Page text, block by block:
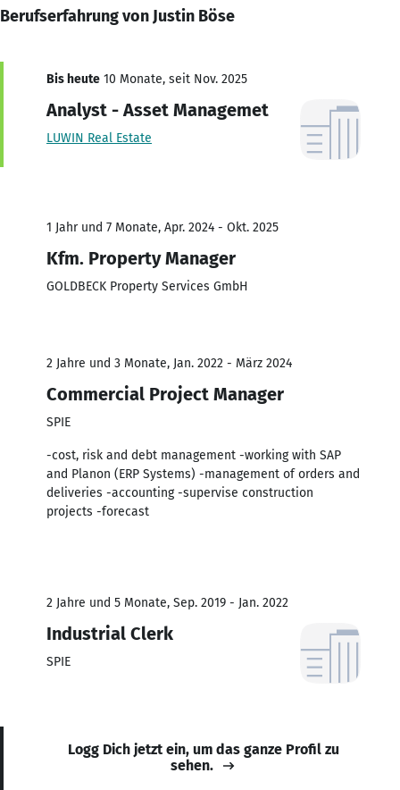
Berufserfahrung von Justin Böse
Bis heute 10 Monate, seit Nov. 2025
Analyst - Asset Managemet
LUWIN Real Estate
1 Jahr und 7 Monate, Apr. 2024 - Okt. 2025
Kfm. Property Manager
GOLDBECK Property Services GmbH
2 Jahre und 3 Monate, Jan. 2022 - März 2024
Commercial Project Manager
SPIE
-cost, risk and debt management -working with SAP
and Planon (ERP Systems) -management of orders and
deliveries -accounting -supervise construction
projects -forecast
2 Jahre und 5 Monate, Sep. 2019 - Jan. 2022
Industrial Clerk
SPIE
Logg Dich jetzt ein, um das ganze Profil zu
sehen.